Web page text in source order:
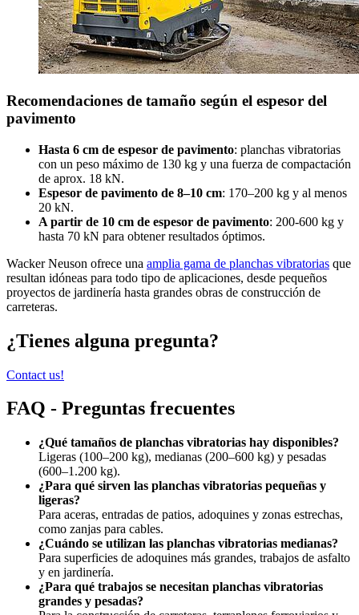
Recomendaciones de tamaño según el espesor del
pavimento
Hasta 6 cm de espesor de pavimento: planchas vibratorias
con un peso máximo de 130 kg y una fuerza de compactación
de aprox. 18 kN.
Espesor de pavimento de 8–10 cm: 170–200 kg y al menos
20 kN.
A partir de 10 cm de espesor de pavimento: 200-600 kg y
hasta 70 kN para obtener resultados óptimos.
Wacker Neuson ofrece una amplia gama de planchas vibratorias que
resultan idóneas para todo tipo de aplicaciones, desde pequeños
proyectos de jardinería hasta grandes obras de construcción de
carreteras.
¿Tienes alguna pregunta?
Contact us!
FAQ - Preguntas frecuentes
¿Qué tamaños de planchas vibratorias hay disponibles?
Ligeras (100–200 kg), medianas (200–600 kg) y pesadas
(600–1.200 kg).
¿Para qué sirven las planchas vibratorias pequeñas y
ligeras?
Para aceras, entradas de patios, adoquines y zonas estrechas,
como zanjas para cables.
¿Cuándo se utilizan las planchas vibratorias medianas?
Para superficies de adoquines más grandes, trabajos de asfalto
y en jardinería.
¿Para qué trabajos se necesitan planchas vibratorias
grandes y pesadas?